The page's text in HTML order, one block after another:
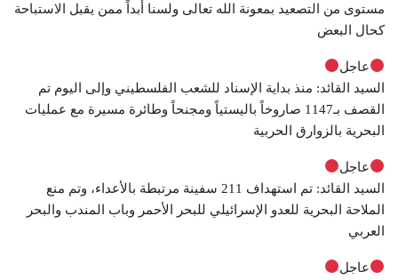
مستوى من التصعيد بمعونة الله تعالى ولسنا أبداً ممن يقبل الاستباحة
كحال البعض
عاجل
السيد القائد: منذ بداية الإسناد للشعب الفلسطيني وإلى اليوم تم
القصف بـ1147 صاروخاً باليستياً ومجنحاً وطائرة مسيرة مع عمليات
البحرية بالزوارق الحربية
عاجل
السيد القائد: تم استهداف 211 سفينة مرتبطة بالأعداء، وتم منع
الملاحة البحرية للعدو الإسرائيلي للبحر الأحمر وباب المندب والبحر
العربي
عاجل